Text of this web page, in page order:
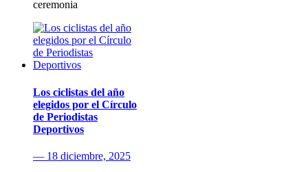
ceremonia
Los ciclistas del año
elegidos por el Círculo
de Periodistas
Deportivos
— 18 diciembre, 2025